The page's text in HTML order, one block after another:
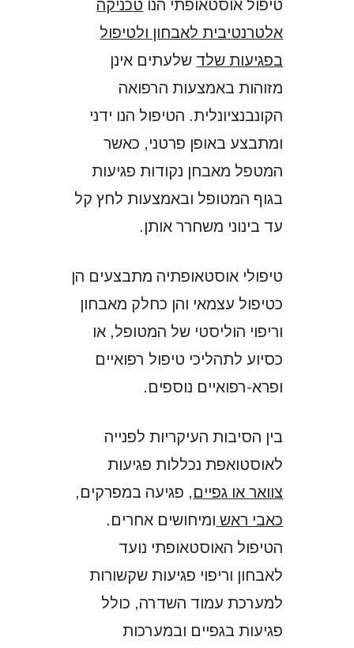
טיפול אוסטאופתי הנו טכניקה
אלטרנטיבית לאבחון ולטיפול
בפגיעות שלד שלעתים אינן
מזוהות באמצעות הרפואה
הקונבנציונלית. הטיפול הנו ידני
ומתבצע באופן פרטני, כאשר
המטפל מאבחן נקודות פגיעות
בגוף המטופל ובאמצעות לחץ קל
עד בינוני משחרר אותן.
טיפולי אוסטאופתיה מתבצעים הן
כטיפול עצמאי והן כחלק מאבחון
וריפוי הוליסטי של המטופל, או
כסיוע לתהליכי טיפול רפואיים
ופרא-רפואיים נוספים.
בין הסיבות העיקריות לפנייה
לאוסטואפת נכללות פגיעות
צוואר או גפיים, פגיעה במפרקים,
כאבי ראש ומיחושים אחרים.
הטיפול האוסטאופתי נועד
לאבחון וריפוי פגיעות שקשורות
למערכת עמוד השדרה, כולל
פגיעות בגפיים ובמערכות